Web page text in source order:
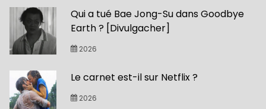
Qui a tué Bae Jong-Su dans Goodbye
Earth ? [Divulgacher]
2026
Le carnet est-il sur Netflix ?
2026